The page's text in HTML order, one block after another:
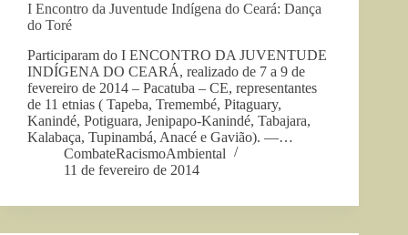
I Encontro da Juventude Indígena do Ceará: Dança
do Toré
Participaram do I ENCONTRO DA JUVENTUDE
INDÍGENA DO CEARÁ, realizado de 7 a 9 de
fevereiro de 2014 – Pacatuba – CE, representantes
de 11 etnias ( Tapeba, Tremembé, Pitaguary,
Kanindé, Potiguara, Jenipapo-Kanindé, Tabajara,
Kalabaça, Tupinambá, Anacé e Gavião). —…
CombateRacismoAmbiental
11 de fevereiro de 2014